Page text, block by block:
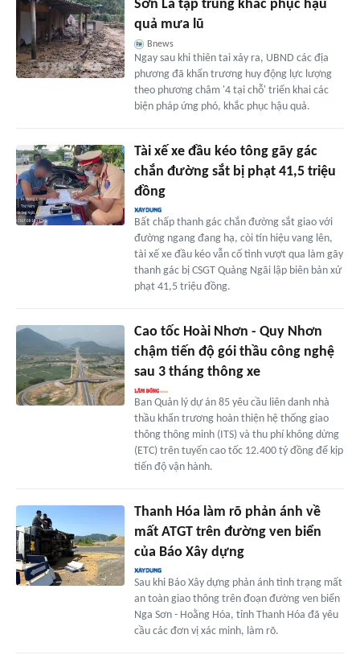
Sơn La tập trung khắc phục hậu
quả mưa lũ
Bnews
Ngay sau khi thiên tai xảy ra, UBND các địa
phương đã khẩn trương huy động lực lượng
theo phương châm '4 tại chỗ' triển khai các
biện pháp ứng phó, khắc phục hậu quả.
Tài xế xe đầu kéo tông gãy gác
chắn đường sắt bị phạt 41,5 triệu
đồng
Bất chấp thanh gác chắn đường sắt giao với
đường ngang đang hạ, còi tín hiệu vang lên,
tài xế xe đầu kéo vẫn cố tình vượt qua làm gãy
thanh gác bị CSGT Quảng Ngãi lập biên bản xử
phạt 41,5 triệu đồng.
Cao tốc Hoài Nhơn - Quy Nhơn
chậm tiến độ gói thầu công nghệ
sau 3 tháng thông xe
Ban Quản lý dự án 85 yêu cầu liên danh nhà
thầu khẩn trương hoàn thiện hệ thống giao
thông thông minh (ITS) và thu phí không dừng
(ETC) trên tuyến cao tốc 12.400 tỷ đồng để kịp
tiến độ vận hành.
Thanh Hóa làm rõ phản ánh về
mất ATGT trên đường ven biển
của Báo Xây dựng
Sau khi Báo Xây dựng phản ánh tình trạng mất
an toàn giao thông trên đoạn đường ven biển
Nga Sơn - Hoằng Hóa, tỉnh Thanh Hóa đã yêu
cầu các đơn vị xác minh, làm rõ.